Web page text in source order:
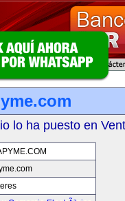
lo ha puesto en